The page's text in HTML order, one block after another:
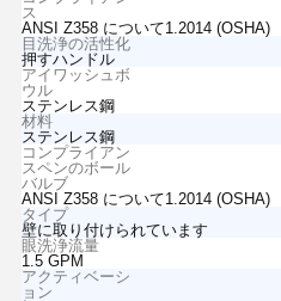
ス
ANSI Z358 について1.2014 (OSHA)
目洗浄の活性化
押すハンドル
アイワッシュボ
ウル
ステンレス鋼
材料
ステンレス鋼
コンプライアン
スペンのボール
バルブ
ANSI Z358 について1.2014 (OSHA)
タイプ
壁に取り付けられています
眼洗浄流量
1.5 GPM
アクティベーシ
ョン